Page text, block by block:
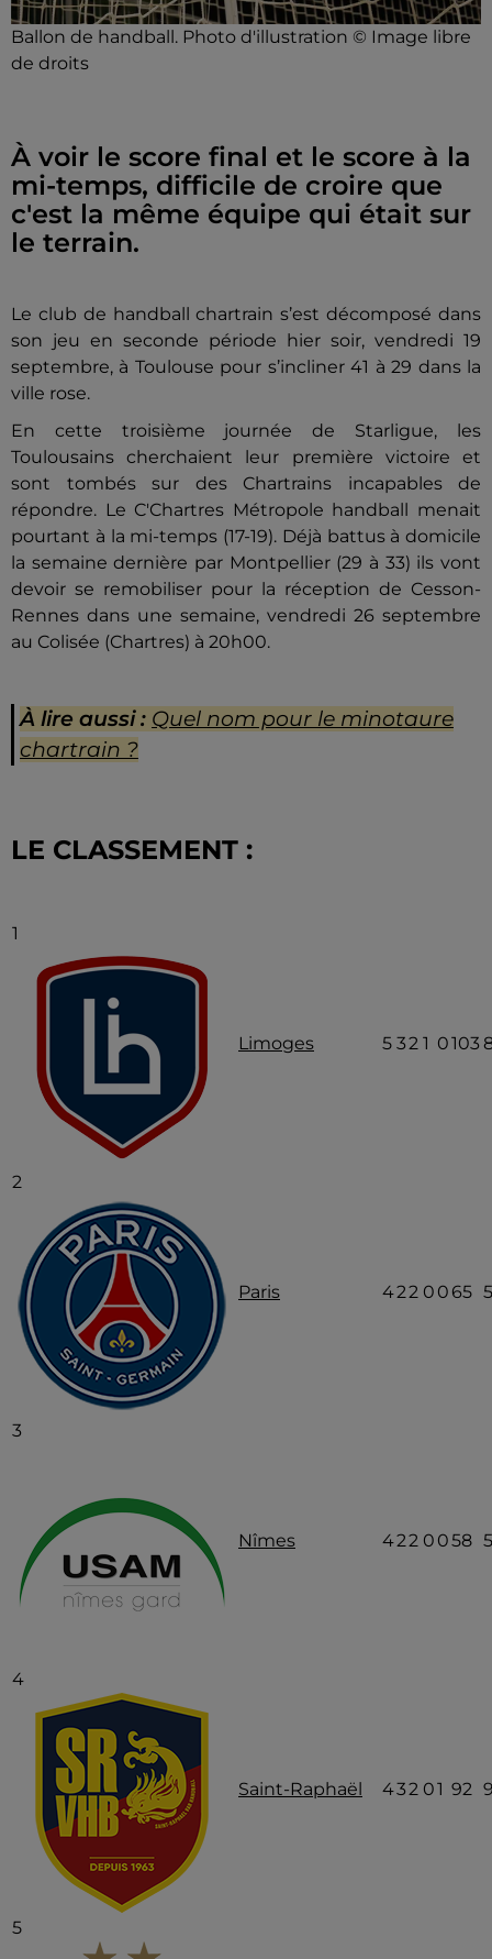
Ballon de handball. Photo d'illustration © Image libre
de droits
À voir le score final et le score à la
mi-temps, difficile de croire que
c'est la même équipe qui était sur
le terrain.
Le club de handball chartrain s’est décomposé dans
son jeu en seconde période hier soir, vendredi 19
septembre, à Toulouse pour s’incliner 41 à 29 dans la
ville rose.
En cette troisième journée de Starligue, les
Toulousains cherchaient leur première victoire et
sont tombés sur des Chartrains incapables de
répondre. Le C'Chartres Métropole handball menait
pourtant à la mi-temps (17-19). Déjà battus à domicile
la semaine dernière par Montpellier (29 à 33) ils vont
devoir se remobiliser pour la réception de Cesson-
Rennes dans une semaine, vendredi 26 septembre
au Colisée (Chartres) à 20h00.
À lire aussi : Quel nom pour le minotaure
chartrain ?
LE CLASSEMENT :
1
Limoges 5 32 1 0103
2
Paris 422 0 0 65
3
Nîmes 422 0 058
4
Saint-Raphaël 432 01 92
5